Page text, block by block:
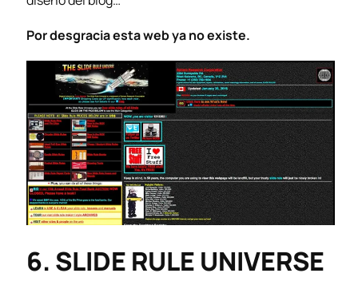
Por desgracia esta web ya no existe.
6. SLIDE RULE UNIVERSE